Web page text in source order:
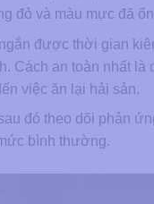
đỏ và màu mực đã
được thời gian
Cách an toàn nhất là
việc ăn lại hải sản.
đó theo dõi phản
bình thường.